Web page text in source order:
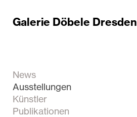
Galerie Döbele Dresden
News
Ausstellungen
Künstler
Publikationen